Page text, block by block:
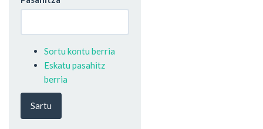
Sortu kontu berria
Eskatu pasahitz
berria
Sartu